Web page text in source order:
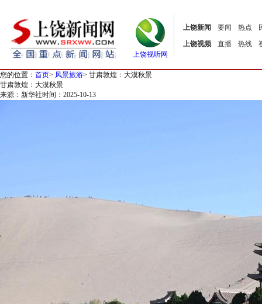
上饶视听网
上饶新闻 要闻 热点
上饶视频
直播 热线
您的位置： 首页> 风景旅游> 甘肃敦煌：大漠秋景
甘肃敦煌：大漠秋景
来源：新华社时间：2025-10-13